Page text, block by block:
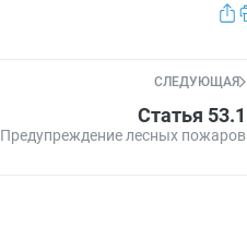
СЛЕДУЮЩАЯ
Статья 53.1
Предупреждение лесных пожаров